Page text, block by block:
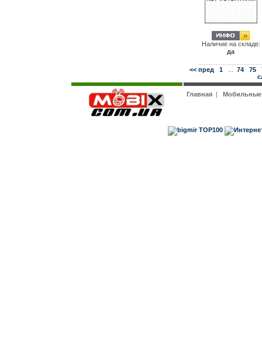
Наличие на складе:
да
<< пред 1... 74 75
Главная|